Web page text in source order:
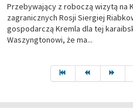
Przebywający z roboczą wizytą na
zagranicznych Rosji Siergiej
gospodarczą Kremla dla tej
Waszyngtonowi, że ma...